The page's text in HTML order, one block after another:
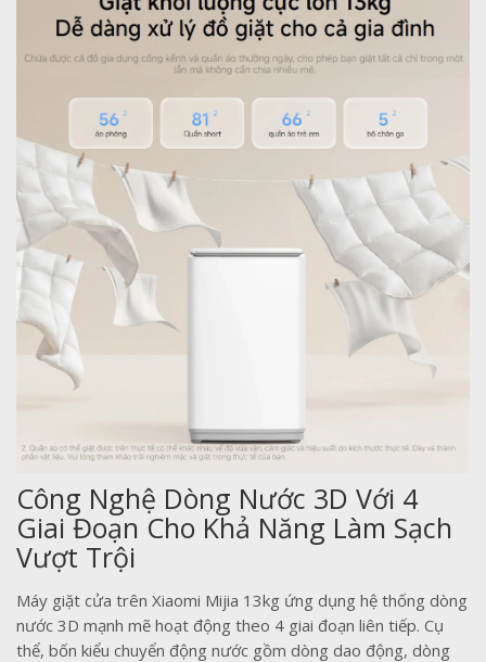
Công Nghệ Dòng Nước 3D Với 4
Giai Đoạn Cho Khả Năng Làm Sạch
Vượt Trội
Máy giặt cửa trên Xiaomi Mijia 13kg ứng dụng hệ thống dòng
nước 3D mạnh mẽ hoạt động theo 4 giai đoạn liên tiếp. Cụ
thể, bốn kiểu chuyển động nước gồm dòng dao động, dòng